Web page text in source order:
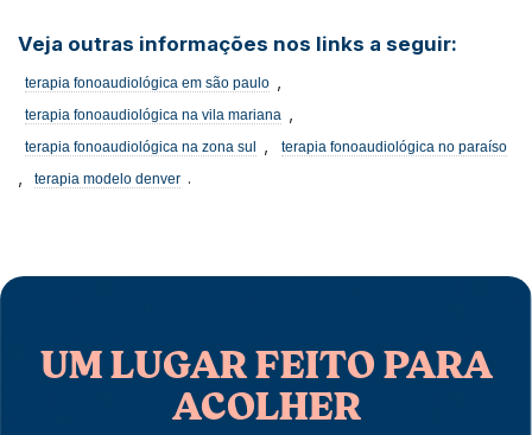
Veja outras informações nos links a seguir:
terapia fonoaudiológica em são paulo
terapia fonoaudiológica na vila mariana
terapia fonoaudiológica na zona sul terapia fonoaudiológica no paraíso
terapia modelo denver .
UM LUGAR FEITO PARA
ACOLHER